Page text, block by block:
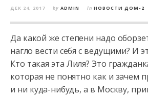
ДЕК 24, 2017 by ADMIN in НОВОСТИ ДОМ-2
Да какой же степени надо
нагло вести себя с ведущими? И
Кто такая эта Лиля? Это
которая не понятно как и зачем
и ни куда-нибудь, а в Москву,